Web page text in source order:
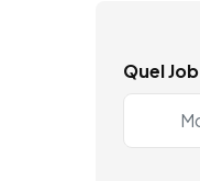
Quel Job